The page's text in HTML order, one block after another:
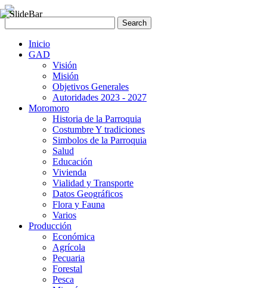
Inicio
GAD
Visión
Misión
Objetivos Generales
Autoridades 2023 - 2027
Moromoro
Historia de la Parroquia
Costumbre Y tradiciones
Simbolos de la Parroquia
Salud
Educación
Vivienda
Vialidad y Transporte
Datos Geográficos
Flora y Fauna
Varios
Producción
Económica
Agrícola
Pecuaria
Forestal
Pesca